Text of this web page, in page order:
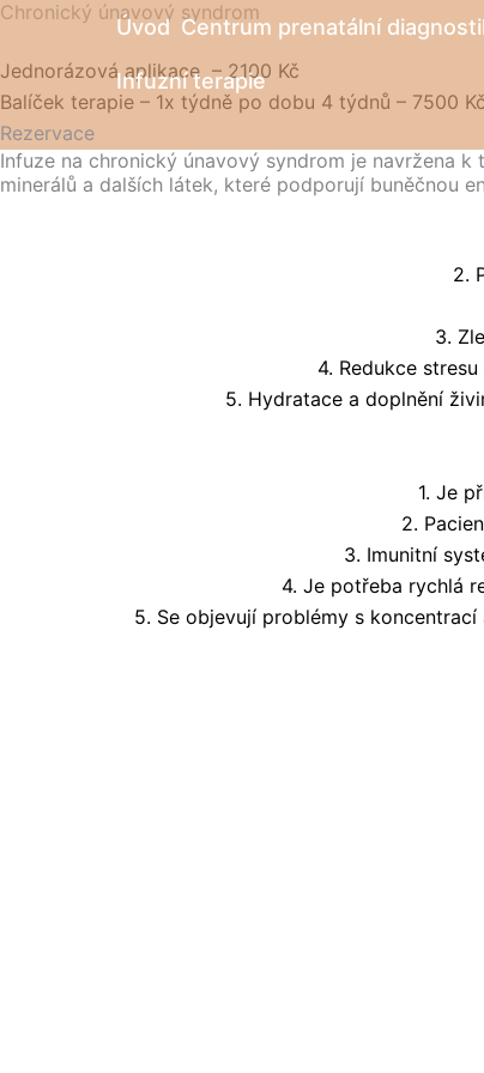
Přeskočit
obsah
Úvod Centrum prenatální
Infuzní terapie
Chronický únavový syndrom
Jednorázová aplikace – 2100 Kč
Balíček terapie – 1x týdně po dobu 4 týdnů – 7500 Kč
Rezervace
Infuze na chronický únavový syndrom je navržena
minerálů a dalších látek, které podporují buněčnou
2.
3.
4. Redukce
5. Hydratace a doplnění
1. Je
2.
3. Imunitní
4. Je potřeba rychlá
5. Se objevují problémy s